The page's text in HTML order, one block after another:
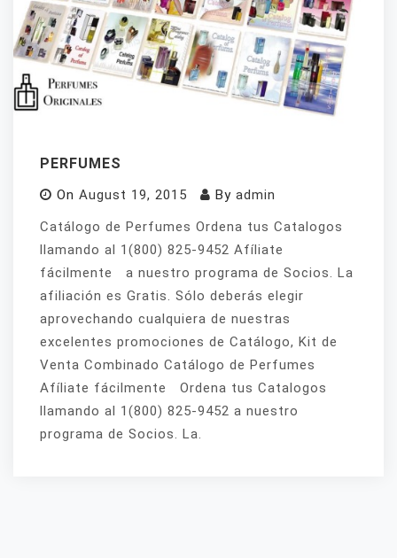
PERFUMES
On August 19, 2015 By admin
Catálogo de Perfumes Ordena tus Catalogos
llamando al 1(800) 825-9452 Afíliate
fácilmente a nuestro programa de Socios. La
afiliación es Gratis. Sólo deberás elegir
aprovechando cualquiera de nuestras
excelentes promociones de Catálogo, Kit de
Venta Combinado Catálogo de Perfumes
Afíliate fácilmente Ordena tus Catalogos
llamando al 1(800) 825-9452 a nuestro
programa de Socios. La.